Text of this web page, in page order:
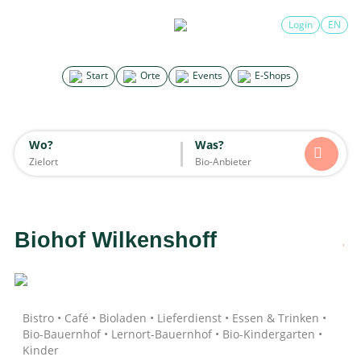
Start Orte Events E-Shops
Login EN
Wo? Was?
×
Alle Essen & Trinken Unterkünfte Mode
Wohnen
Biohof Wilkenshoff
Bistro • Café • Bioladen • Lieferdienst • Essen & Trinken •
Bio-Bauernhof • Lernort-Bauernhof • Bio-Kindergarten •
Kinder